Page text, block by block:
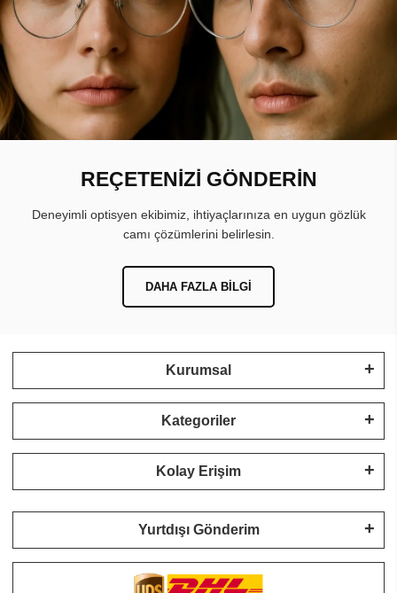
REÇETENİZİ GÖNDERİN
Deneyimli optisyen ekibimiz, ihtiyaçlarınıza en uygun gözlük
camı çözümlerini belirlesin.
DAHA FAZLA BILGI
Kurumsal
Kategoriler
Kolay Erişim
Yurtdışı Gönderim